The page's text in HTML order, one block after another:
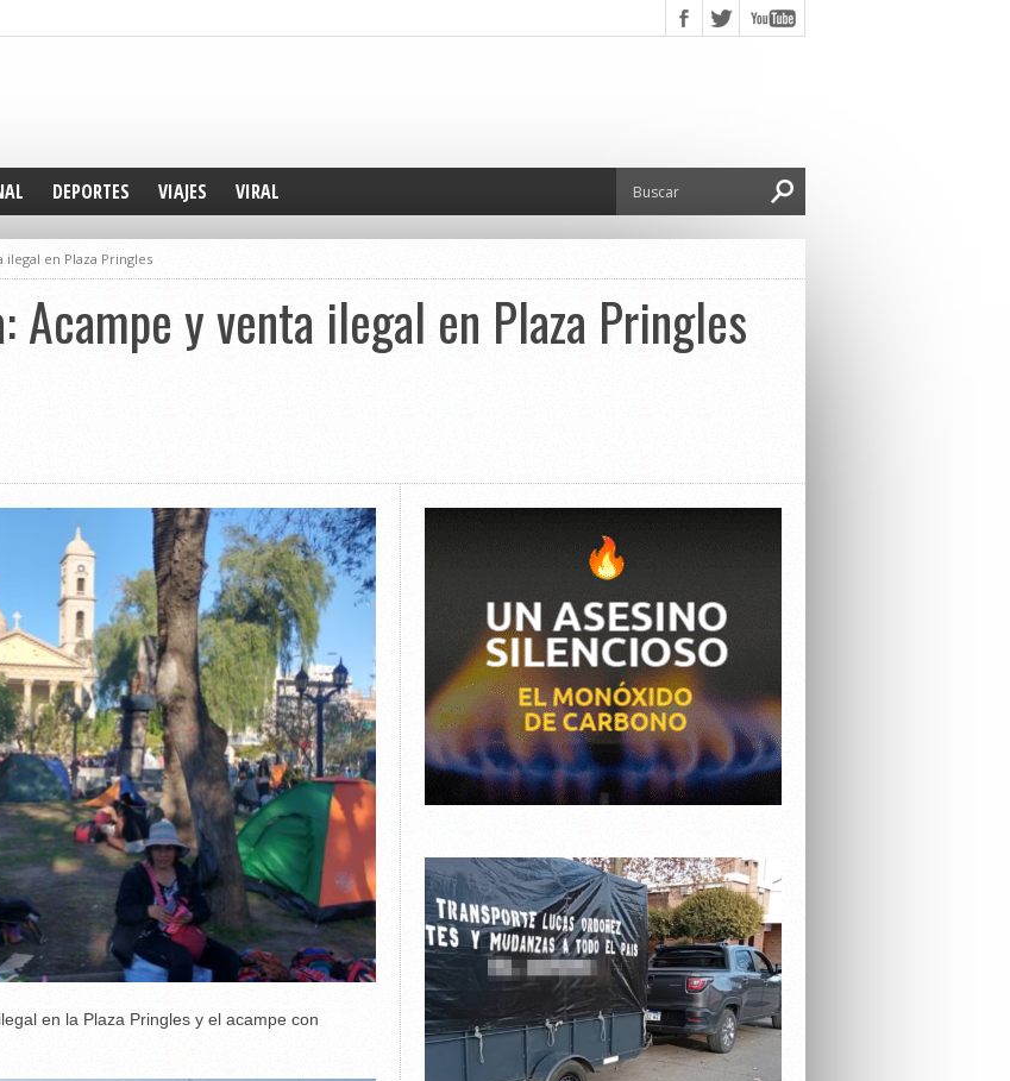
DEPORTES VIAJES VIRAL
en Plaza Pringles
Acampe y venta ilegal en Plaza Pringles
en la Plaza Pringles y el acampe con